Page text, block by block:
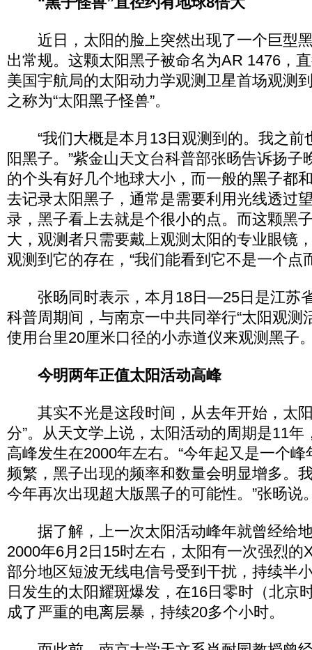
近日，太阳的脸上突然出现了一个巨型
出常规。这颗太阳黑子被命名为AR 1476，
美国宇航局的太阳动力学观测卫星首场观测
之称为“太阳黑子怪兽”。
“我们大概是本月13日观测到的。我之前
阳黑子。”紫金山天文台科普部张旸告诉扬子
的个头有好几个地球大小，而一般的黑子都
去记录太阳黑子，通常是需要利用光线透过
录，黑子看上去就是个很小的点。而这颗黑
大，观测者只需要戴上观测太阳的专业眼镜
观测到它的存在，“我们能看到它不是一个点
张旸同时表示，本月18日—25日是江苏
科普周期间，与南京一中共同举行“太阳观测
使用台里20厘米口径的小赤道仪来观测黑子
今明两年正值太阳活动高峰
其实不光是这段时间，从去年开始，太阳
分”。从天文学上说，太阳活动的周期是11年
高峰发生在2000年左右。“今年起又是一个
频繁，黑子出现的频率和数量会明显增多。
今年再次出现超大版黑子的可能性。”张旸说
据了解，上一次太阳活动峰年就曾经给
2000年6月2日15时左右，太阳有一次强烈的
部分地区短波无线电信号受到干扰，持续半
日发生的太阳耀斑爆发，在16日零时（北京
成了严重的电离层暴，持续20多个小时。